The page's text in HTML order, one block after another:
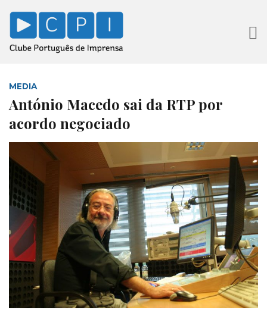
MEDIA
António Macedo sai da RTP por
acordo negociado